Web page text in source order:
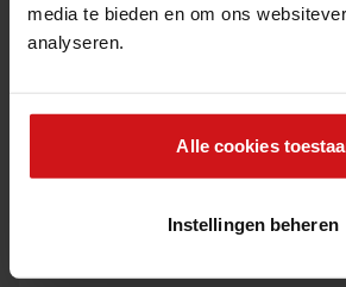
media te bieden en om ons
analyseren.
Alle cookies
Instellingen beheren